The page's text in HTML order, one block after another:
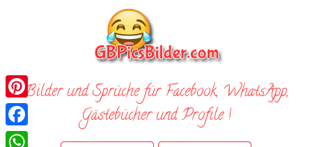
Bilder und Sprüche für Facebook, WhatsApp,
Gästebücher und Profile !
Pinterest
Facebook